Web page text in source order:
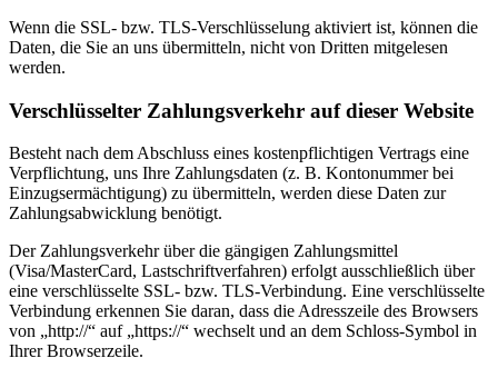
Wenn die SSL- bzw. TLS-Verschlüsselung aktiviert ist, können die
Daten, die Sie an uns übermitteln, nicht von Dritten mitgelesen
werden.
Verschlüsselter Zahlungsverkehr auf dieser Website
Besteht nach dem Abschluss eines kostenpflichtigen Vertrags eine
Verpflichtung, uns Ihre Zahlungsdaten (z. B. Kontonummer bei
Einzugsermächtigung) zu übermitteln, werden diese Daten zur
Zahlungsabwicklung benötigt.
Der Zahlungsverkehr über die gängigen Zahlungsmittel
(Visa/MasterCard, Lastschriftverfahren) erfolgt ausschließlich über
eine verschlüsselte SSL- bzw. TLS-Verbindung. Eine verschlüsselte
Verbindung erkennen Sie daran, dass die Adresszeile des Browsers
von „http://“ auf „https://“ wechselt und an dem Schloss-Symbol in
Ihrer Browserzeile.